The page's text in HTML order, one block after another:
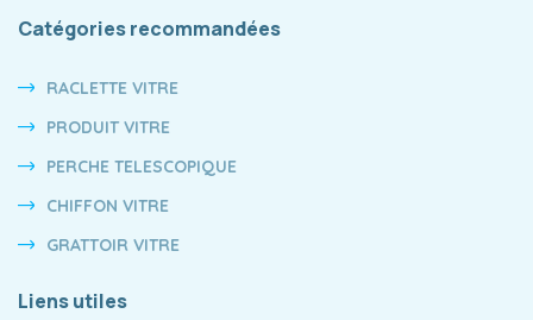
Catégories recommandées
RACLETTE VITRE
PRODUIT VITRE
PERCHE TELESCOPIQUE
CHIFFON VITRE
GRATTOIR VITRE
Liens utiles